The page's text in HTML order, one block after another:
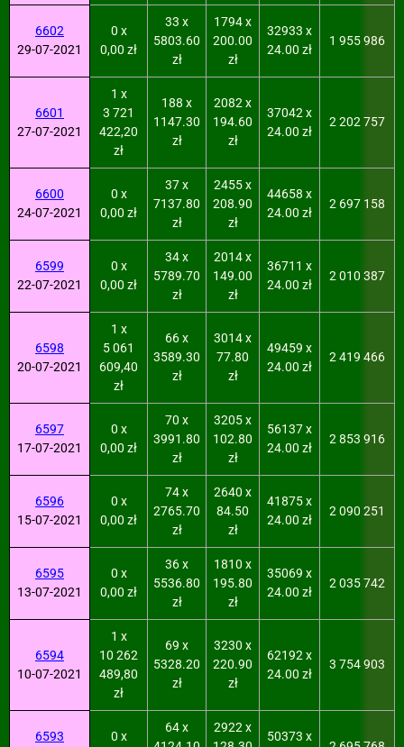
6602
29-07-2021
0 x
0,00 zł
33 x
5803.60
zł
1794 x
200.00
zł
32933 x
24.00 zł
1 955 986
6601
27-07-2021
1 x
3 721
422,20
zł
188 x
1147.30
zł
2082 x
194.60
zł
37042 x
24.00 zł
2 202 757
6600
24-07-2021
0 x
0,00 zł
37 x
7137.80
zł
2455 x
208.90
zł
44658 x
24.00 zł
2 697 158
6599
22-07-2021
0 x
0,00 zł
34 x
5789.70
zł
2014 x
149.00
zł
36711 x
24.00 zł
2 010 387
6598
20-07-2021
1 x
5 061
609,40
zł
66 x
3589.30
zł
3014 x
77.80
zł
49459 x
24.00 zł
2 419 466
6597
17-07-2021
0 x
0,00 zł
70 x
3991.80
zł
3205 x
102.80
zł
56137 x
24.00 zł
2 853 916
6596
15-07-2021
0 x
0,00 zł
74 x
2765.70
zł
2640 x
84.50
zł
41875 x
24.00 zł
2 090 251
6595
13-07-2021
0 x
0,00 zł
36 x
5536.80
zł
1810 x
195.80
zł
35069 x
24.00 zł
2 035 742
6594
10-07-2021
1 x
10 262
489,80
zł
69 x
5328.20
zł
3230 x
220.90
zł
62192 x
24.00 zł
3 754 903
6593
0 x
64 x
2922 x
50373 x